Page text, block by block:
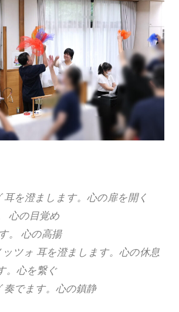
を澄まします。 心の扉を開く
心の目覚め
。 心の高揚
ツォ 耳を澄まします。心の休息
。心を繋ぐ
奏でます。心の鎮静